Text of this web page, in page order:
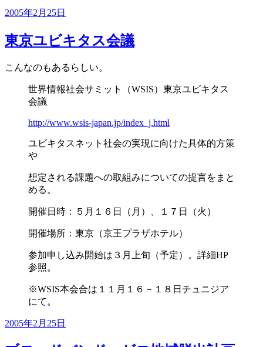
投
日:
2005年2月25日
東京ユビキタス会議
こんなのもあるらしい。
世界情報社会サミット（WSIS）東京ユビキタス
会議
http://www.wsis-japan.jp/index_j.html
ユビキタスネット社会の実現に向けた具体的方策
や
想定される課題への取組みについての提言をまと
める。
開催日時：５月１６日（月）、１７日（火）
開催場所：東京（京王プラザホテル）
参加申し込み開始は３月上旬（予定）。詳細HP
参照。
※WSIS本会合は１１月１６－１８日チュニジア
にて。
投
2005年2月25日